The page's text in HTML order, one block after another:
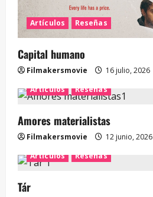
Artículos Reseñas
Capital humano
Filmakersmovie
16 julio, 2026
Artículos
Reseñas
Amores materialistas
Filmakersmovie
12 junio, 2026
Artículos
Reseñas
Tár